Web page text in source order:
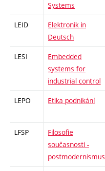
Systems
LEID
Elektronik in
Deutsch
LESI
Embedded
systems for
industrial control
LEPO Etika podnikání
LFSP
Filosofie
současnosti -
postmodernismus